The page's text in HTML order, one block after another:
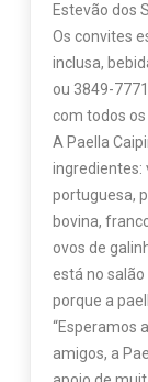
Estevão dos
Os convites
inclusa,
ou 3849-
com todos
A Paella
ingredientes:
portuguesa,
bovina,
ovos de
está no
porque a
“Esperamos
amigos, a